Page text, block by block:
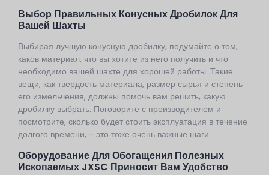
Выбор Правильных Конусных Дробилок Для
Вашей Шахты
Выбирая лучшую конусную дробилку, подумайте о том,
каков материал, что вы хотите из него получить и что
необходимо вашей шахте для хорошей работы. Такие
вещи, как твердость материала, размер сырья и степень
его измельчения, должны помочь вам решить, какую
дробилку выбрать. Поговорите с производителем и
посмотрите, сколько будет стоить эксплуатация в течение
долгого времени, - это тоже очень важные шаги.
Оборудование Для Обогащения Полезных
Ископаемых JXSC Приносит Вам Удобство